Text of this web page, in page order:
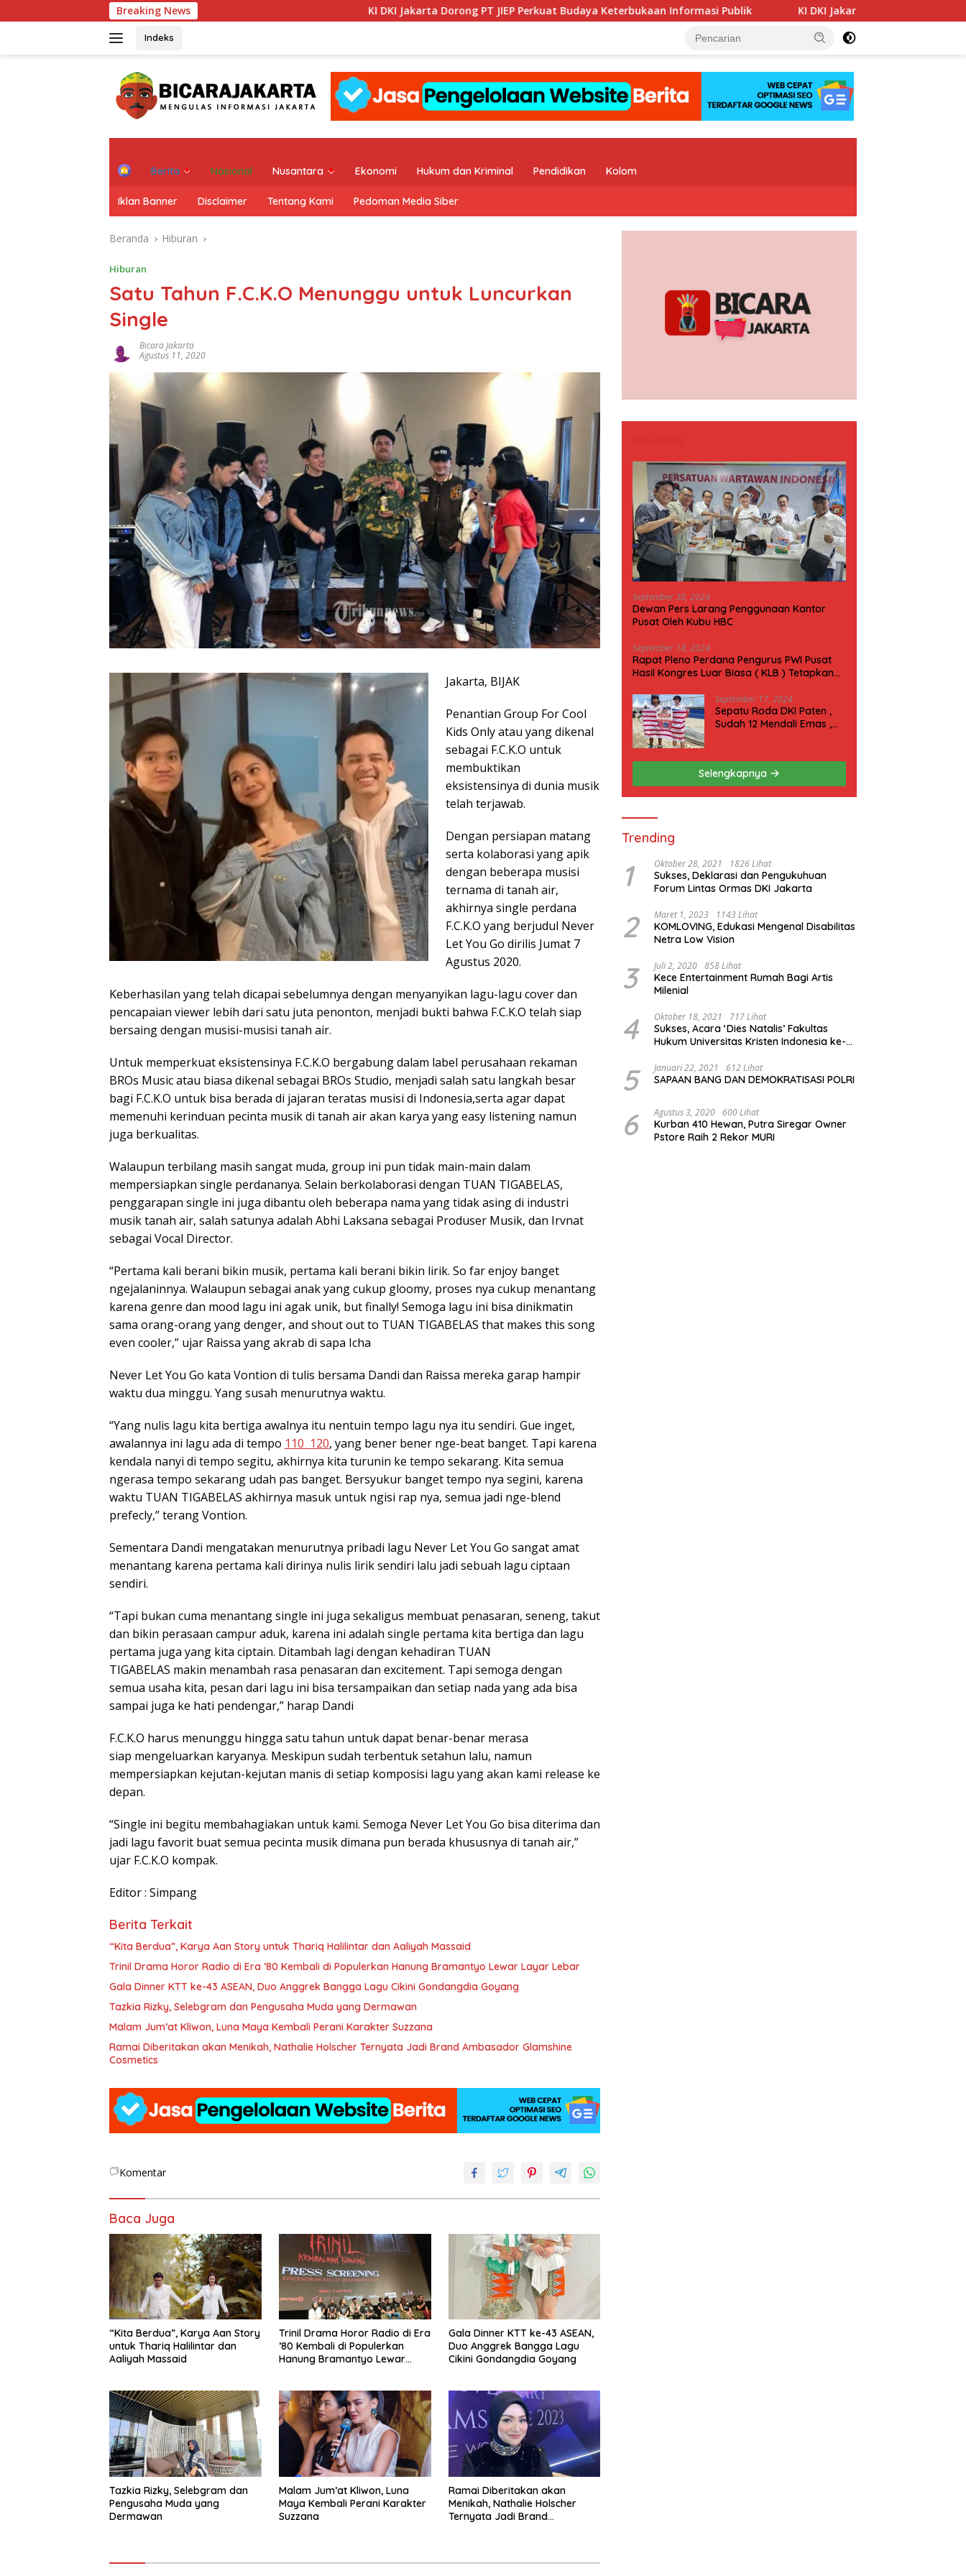
ke
Breaking News KI DKI Jakarta Dorong PT JIEP Perkuat Budaya Keterbukaan Informasi Publik KI DKI Jakarta : PT JIEP Buktikan Transparansi KIP
Indeks
H
e
Berita Nasional Nusantara Ekonomi Hukum dan Kriminal Pendidikan Kolom
Iklan Banner Disclaimer Tentang Kami Pedoman Media Siber
Beranda Hiburan
Hiburan
Satu Tahun F.C.K.O Menunggu untuk Luncurkan
Single
Bicara Jakarta
Agustus 11, 2020
Jakarta, BIJAK
Penantian Group For Cool
Kids Only atau yang dikenal
sebagai F.C.K.O untuk
membuktikan
eksistensinya di dunia musik
telah terjawab.
Dengan persiapan matang
serta kolaborasi yang apik
dengan beberapa musisi
ternama di tanah air,
akhirnya single perdana
F.C.K.O yang berjudul Never
Let You Go dirilis Jumat 7
Agustus 2020.
Keberhasilan yang telah dicapai sebelumnya dengan menyanyikan lagu-lagu cover dan
pencapaian viewer lebih dari satu juta penonton, menjadi bukti bahwa F.C.K.O telah siap
bersaing dengan musisi-musisi tanah air.
Untuk memperkuat eksistensinya F.C.K.O bergabung dalam label perusahaan rekaman
BROs Music atau biasa dikenal sebagai BROs Studio, menjadi salah satu langkah besar
bagi F.C.K.O untuk bisa berada di jajaran teratas musisi di Indonesia,serta agar dapat
memenuhi kerinduan pecinta musik di tanah air akan karya yang easy listening namun
juga berkualitas.
Walaupun terbilang masih sangat muda, group ini pun tidak main-main dalam
mempersiapkan single perdananya. Selain berkolaborasi dengan TUAN TIGABELAS,
penggarapan single ini juga dibantu oleh beberapa nama yang tidak asing di industri
musik tanah air, salah satunya adalah Abhi Laksana sebagai Produser Musik, dan Irvnat
sebagai Vocal Director.
“Pertama kali berani bikin musik, pertama kali berani bikin lirik. So far enjoy banget
ngejalaninnya. Walaupun sebagai anak yang cukup gloomy, proses nya cukup menantang
karena genre dan mood lagu ini agak unik, but finally! Semoga lagu ini bisa dinikmatin
sama orang-orang yang denger, and shout out to TUAN TIGABELAS that makes this song
even cooler,” ujar Raissa yang akrab di sapa Icha
Never Let You Go kata Vontion di tulis bersama Dandi dan Raissa mereka garap hampir
waktu dua minggu. Yang susah menurutnya waktu.
“Yang nulis lagu kita bertiga awalnya itu nentuin tempo lagu nya itu sendiri. Gue inget,
awalannya ini lagu ada di tempo 110 120, yang bener bener nge-beat banget. Tapi karena
kendala nanyi di tempo segitu, akhirnya kita turunin ke tempo sekarang. Kita semua
ngerasa tempo sekarang udah pas banget. Bersyukur banget tempo nya segini, karena
waktu TUAN TIGABELAS akhirnya masuk untuk ngisi rap nya, semua jadi nge-blend
prefecly,” terang Vontion.
Sementara Dandi mengatakan menurutnya pribadi lagu Never Let You Go sangat amat
menantang karena pertama kali dirinya nulis lirik sendiri lalu jadi sebuah lagu ciptaan
sendiri.
“Tapi bukan cuma menantang single ini juga sekaligus membuat penasaran, seneng, takut
dan bikin perasaan campur aduk, karena ini adalah single pertama kita bertiga dan lagu
pertama juga yang kita ciptain. Ditambah lagi dengan kehadiran TUAN
TIGABELAS makin menambah rasa penasaran dan excitement. Tapi semoga dengan
semua usaha kita, pesan dari lagu ini bisa tersampaikan dan setiap nada yang ada bisa
sampai juga ke hati pendengar,” harap Dandi
F.C.K.O harus menunggu hingga satu tahun untuk dapat benar-benar merasa
siap mengeluarkan karyanya. Meskipun sudah terbentuk setahun lalu, namun
mempersiapkan kejutan-kejutan manis di setiap komposisi lagu yang akan kami release ke
depan.
“Single ini begitu membahagiakan untuk kami. Semoga Never Let You Go bisa diterima dan
jadi lagu favorit buat semua pecinta musik dimana pun berada khususnya di tanah air,”
ujar F.C.K.O kompak.
Editor : Simpang
Berita Terkait
“Kita Berdua”, Karya Aan Story untuk Thariq Halilintar dan Aaliyah Massaid
­Trinil Drama Horor Radio di Era ’80 Kembali di Populerkan Hanung Bramantyo Lewar Layar Lebar
Gala Dinner KTT ke-43 ASEAN, Duo Anggrek Bangga Lagu Cikini Gondangdia Goyang
Tazkia Rizky, Selebgram dan Pengusaha Muda yang Dermawan
Malam Jum’at Kliwon, Luna Maya Kembali Perani Karakter Suzzana
Ramai Diberitakan akan Menikah, Nathalie Holscher Ternyata Jadi Brand Ambasador Glamshine
Cosmetics
Komentar
Baca Juga
“Kita Berdua”, Karya Aan Story
untuk Thariq Halilintar dan
Aaliyah Massaid
­Trinil Drama Horor Radio di Era
’80 Kembali di Populerkan
Hanung Bramantyo Lewar
Gala Dinner KTT ke-43 ASEAN,
Duo Anggrek Bangga Lagu
Cikini Gondangdia Goyang
Tazkia Rizky, Selebgram dan
Pengusaha Muda yang
Dermawan
Malam Jum’at Kliwon, Luna
Maya Kembali Perani Karakter
Suzzana
Ramai Diberitakan akan
Menikah, Nathalie Holscher
Ternyata Jadi Brand
September 30, 2024
Dewan Pers Larang Penggunaan Kantor
Pusat Oleh Kubu HBC
September 18, 2024
Rapat Pleno Perdana Pengurus PWI Pusat
Hasil Kongres Luar Biasa ( KLB ) Tetapkan
September 17, 2024
Sepatu Roda DKI Paten ,
Sudah 12 Mendali Emas ,
Selengkapnya
Trending
1 Oktober 28, 2021 1826 Lihat
Sukses, Deklarasi dan Pengukuhuan
Forum Lintas Ormas DKI Jakarta
2 Maret 1, 2023 1143 Lihat
KOMLOVING, Edukasi Mengenal Disabilitas
Netra Low Vision
3 Juli 2, 2020 858 Lihat
Kece Entertainment Rumah Bagi Artis
Milenial
4 Oktober 18, 2021 717 Lihat
Sukses, Acara ‘Dies Natalis’ Fakultas
Hukum Universitas Kristen Indonesia ke-
5 Januari 22, 2021 612 Lihat
SAPAAN BANG DAN DEMOKRATISASI POLRI
6 Agustus 3, 2020 600 Lihat
Kurban 410 Hewan, Putra Siregar Owner
Pstore Raih 2 Rekor MURI